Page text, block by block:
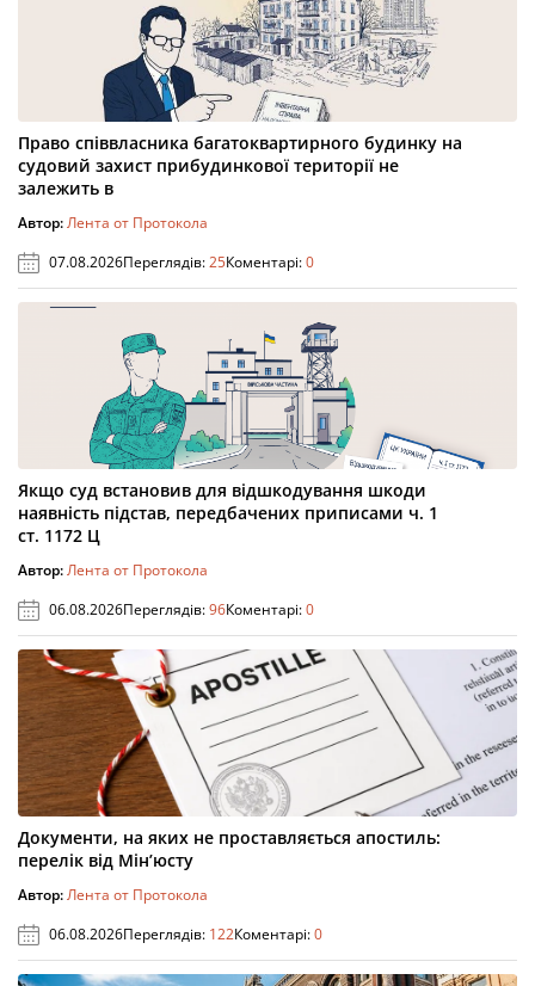
Право співвласника багатоквартирного будинку на
судовий захист прибудинкової території не
залежить в
Автор:Лента от Протокола
07.08.2026Переглядів:25Коментарі:0
Якщо суд встановив для відшкодування шкоди
наявність підстав, передбачених приписами ч. 1
ст. 1172 Ц
Автор:Лента от Протокола
06.08.2026Переглядів:96Коментарі:0
Документи, на яких не проставляється апостиль:
перелік від Мін’юсту
Автор:Лента от Протокола
06.08.2026Переглядів: 122Коментарі:0